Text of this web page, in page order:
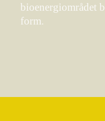
bioenergiområdet
form.